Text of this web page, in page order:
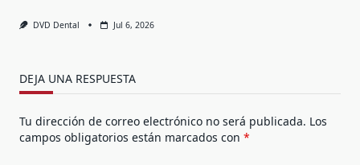
DVD Dental Jul 6, 2026
DEJA UNA RESPUESTA
Tu dirección de correo electrónico no será publicada. Los
campos obligatorios están marcados con *